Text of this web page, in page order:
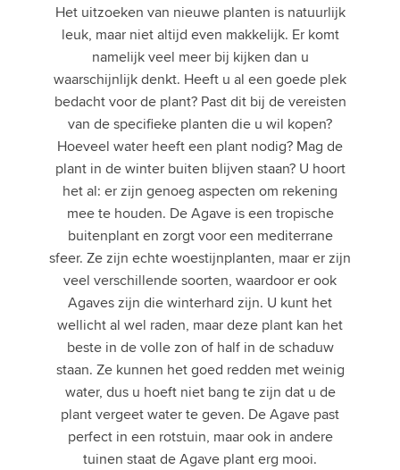
Het uitzoeken van nieuwe planten is natuurlijk
leuk, maar niet altijd even makkelijk. Er komt
namelijk veel meer bij kijken dan u
waarschijnlijk denkt. Heeft u al een goede plek
bedacht voor de plant? Past dit bij de vereisten
van de specifieke planten die u wil kopen?
Hoeveel water heeft een plant nodig? Mag de
plant in de winter buiten blijven staan? U hoort
het al: er zijn genoeg aspecten om rekening
mee te houden. De Agave is een tropische
buitenplant en zorgt voor een mediterrane
sfeer. Ze zijn echte woestijnplanten, maar er zijn
veel verschillende soorten, waardoor er ook
Agaves zijn die winterhard zijn. U kunt het
wellicht al wel raden, maar deze plant kan het
beste in de volle zon of half in de schaduw
staan. Ze kunnen het goed redden met weinig
water, dus u hoeft niet bang te zijn dat u de
plant vergeet water te geven. De Agave past
perfect in een rotstuin, maar ook in andere
tuinen staat de Agave plant erg mooi.